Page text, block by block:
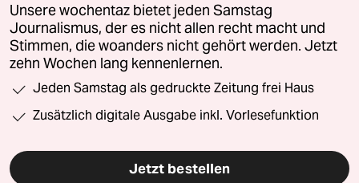
Unsere wochentaz bietet jeden Samstag
Journalismus, der es nicht allen recht macht und
Stimmen, die woanders nicht gehört werden. Jetzt
zehn Wochen lang kennenlernen.
Jeden Samstag als gedruckte Zeitung frei Haus
Zusätzlich digitale Ausgabe inkl. Vorlesefunktion
Jetzt bestellen